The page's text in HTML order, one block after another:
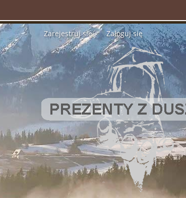
Zarejestruj się Zaloguj się